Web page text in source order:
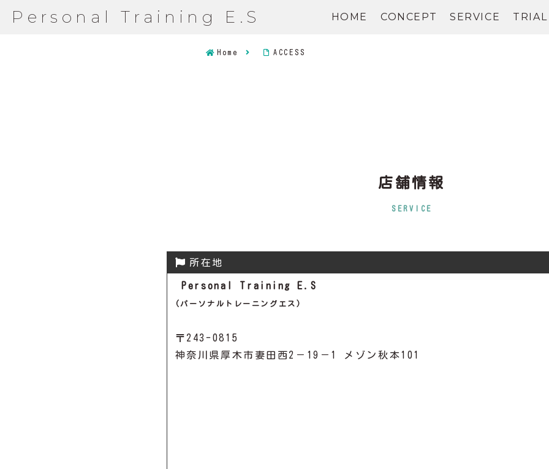
Personal Training E.S HOME CONCEPT SERVICE TRIAL
Home ACCESS
店舗情報
SERVICE
所在地
Personal Training E.S
(パーソナルトレーニングエス)
〒243-0815
神奈川県厚木市妻田西2－19－1 メゾン秋本101